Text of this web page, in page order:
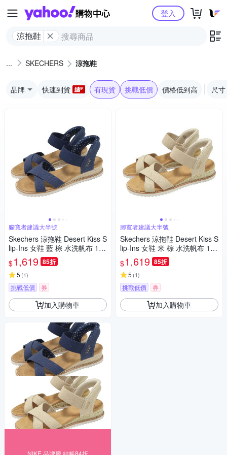
Yahoo購物中心
涼拖鞋
登入
SKECHERS 涼拖鞋
品牌 快速到貨 有現貨 挑戰低價 價格低到高 尺寸
腳寬者建議大半號
Skechers 涼拖鞋 Desert Kiss S
lip-Ins 女鞋 藍 棕 水洗帆布 114
418NVY
$1,619 85折
5 (1)
挑戰低價 券
加入購物車
腳寬者建議大半號
Skechers 涼拖鞋 Desert Kiss S
lip-Ins 女鞋 米 棕 水洗帆布 114
418NAT
$1,619 85折
5 (1)
挑戰低價 券
加入購物車